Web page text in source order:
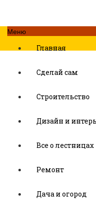
Меню
Главная
Сделай сам
Строительство
Дизайн и
Все о лестницах
Ремонт
Дача и огород